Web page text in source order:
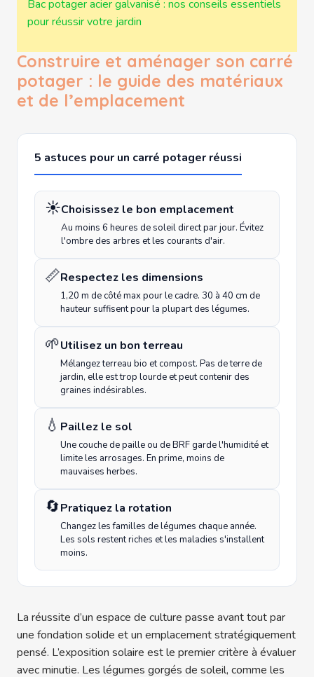
Bac potager acier galvanisé : nos conseils essentiels
pour réussir votre jardin
Construire et aménager son carré
potager : le guide des matériaux
et de l’emplacement
5 astuces pour un carré potager réussi
☀️Choisissez le bon emplacement
Au moins 6 heures de soleil direct par jour. Évitez
l'ombre des arbres et les courants d'air.
📏Respectez les dimensions
1,20 m de côté max pour le cadre. 30 à 40 cm de
hauteur suffisent pour la plupart des légumes.
🌱Utilisez un bon terreau
Mélangez terreau bio et compost. Pas de terre de
jardin, elle est trop lourde et peut contenir des
graines indésirables.
💧 Paillez le sol
Une couche de paille ou de BRF garde l'humidité et
limite les arrosages. En prime, moins de
mauvaises herbes.
🔄Pratiquez la rotation
Changez les familles de légumes chaque année.
Les sols restent riches et les maladies s'installent
moins.
La réussite d’un espace de culture passe avant tout par
une fondation solide et un emplacement stratégiquement
pensé. L’exposition solaire est le premier critère à évaluer
avec minutie. Les légumes gorgés de soleil, comme les